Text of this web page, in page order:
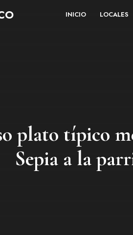
INICIO LOCALES
plato típico
Sepia a la